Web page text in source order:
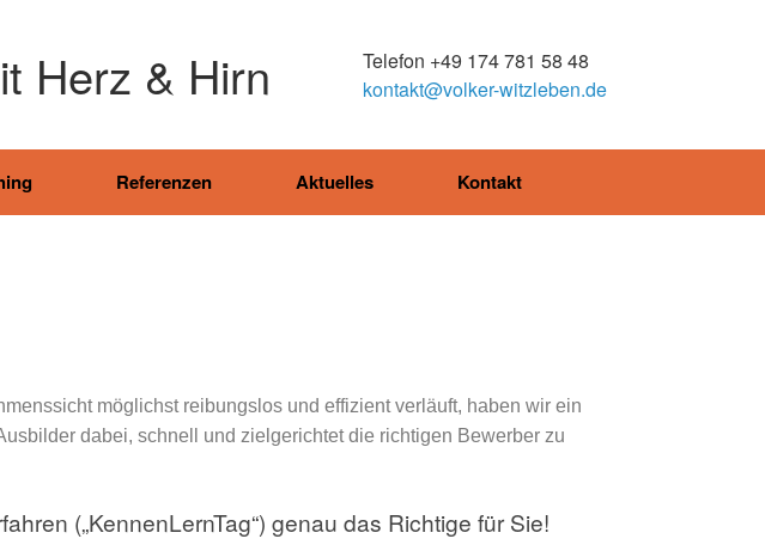
Herz & Hirn
Telefon +49 174 781 58 48
kontakt@volker-witzleben.de
Referenzen Aktuelles Kontakt
möglichst reibungslos und effizient verläuft, haben wir ein
dabei, schnell und zielgerichtet die richtigen Bewerber zu
(„KennenLernTag“) genau das Richtige für Sie!